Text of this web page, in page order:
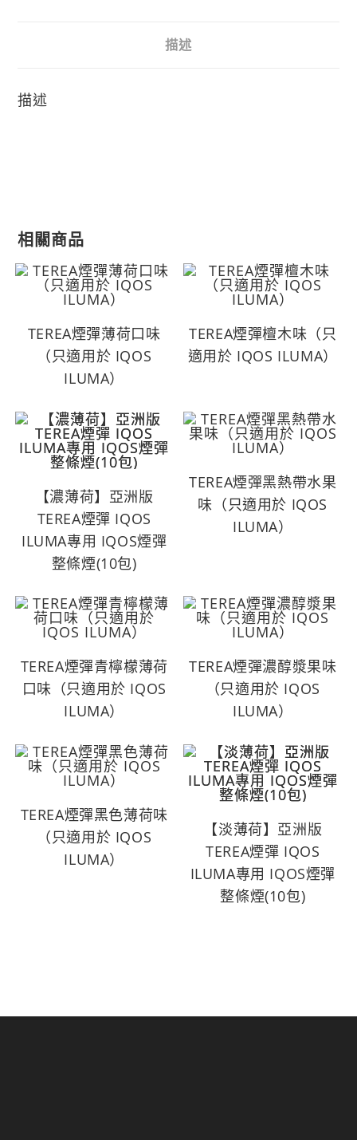
描述
描述
相關商品
TEREA煙彈薄荷口味
（只適用於 IQOS
ILUMA）
TEREA煙彈檀木味（只
適用於 IQOS ILUMA）
【濃薄荷】亞洲版
TEREA煙彈 IQOS
ILUMA專用 IQOS煙彈
整條煙(10包)
TEREA煙彈黑熱帶水果
味（只適用於 IQOS
ILUMA）
TEREA煙彈青檸檬薄荷
口味（只適用於 IQOS
ILUMA）
TEREA煙彈濃醇漿果味
（只適用於 IQOS
ILUMA）
TEREA煙彈黑色薄荷味
（只適用於 IQOS
ILUMA）
【淡薄荷】亞洲版
TEREA煙彈 IQOS
ILUMA專用 IQOS煙彈
整條煙(10包)